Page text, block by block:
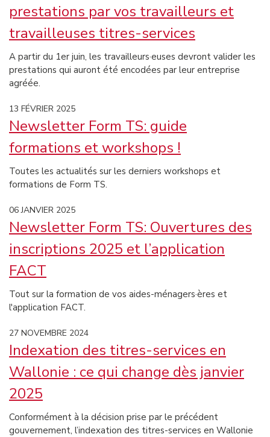
prestations par vos travailleurs et
travailleuses titres-services
A partir du 1er juin, les travailleurs·euses devront valider les
prestations qui auront été encodées par leur entreprise
agréée.
13 FÉVRIER 2025
Newsletter Form TS: guide
formations et workshops !
Toutes les actualités sur les derniers workshops et
formations de Form TS.
06 JANVIER 2025
Newsletter Form TS: Ouvertures des
inscriptions 2025 et l’application
FACT
Tout sur la formation de vos aides-ménagers·ères et
l'application FACT.
27 NOVEMBRE 2024
Indexation des titres-services en
Wallonie : ce qui change dès janvier
2025
Conformément à la décision prise par le précédent
gouvernement, l’indexation des titres-services en Wallonie